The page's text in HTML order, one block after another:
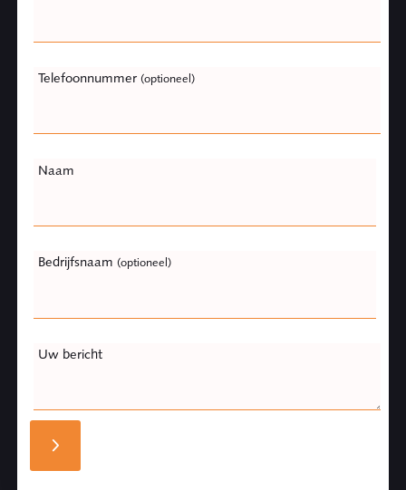
Telefoonnummer (optioneel)
Naam
Bedrijfsnaam (optioneel)
Uw bericht